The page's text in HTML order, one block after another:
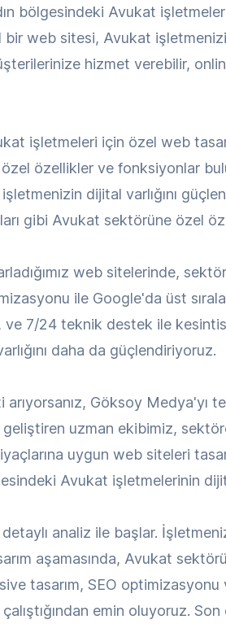
bölgesindeki Avukat
web sitesi, Avukat
hizmet verebilir,
işletmeleri için özel web
özellikler ve fonksiyonlar
dijital varlığını
gibi Avukat sektörüne özel
web sitelerinde,
ile Google'da üst
7/24 teknik destek ile
daha da güçlendiriyoruz.
Göksoy Medya'yı
uzman ekibimiz,
uygun web siteleri
Avukat işletmelerinin
analiz ile başlar.
aşamasında, Avukat
tasarım, SEO
emin oluyoruz.